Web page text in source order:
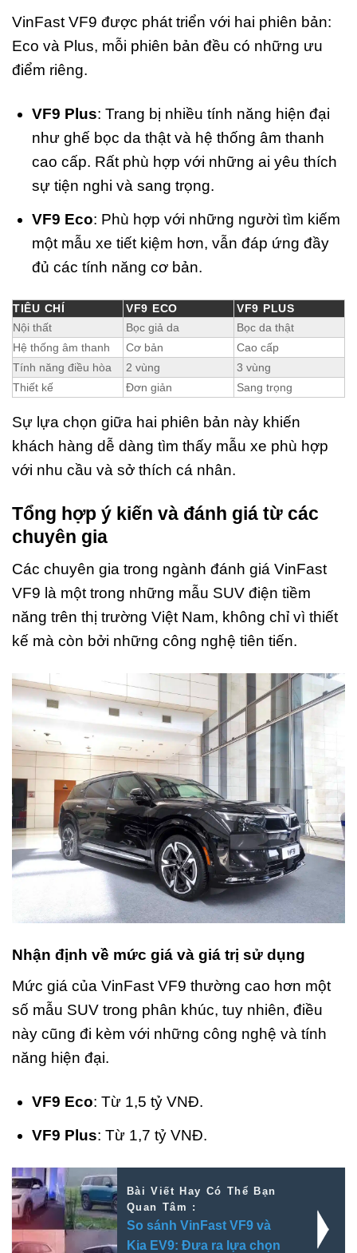
VinFast VF9 được phát triển với hai phiên bản:
Eco và Plus, mỗi phiên bản đều có những ưu
điểm riêng.
VF9 Plus: Trang bị nhiều tính năng hiện đại
như ghế bọc da thật và hệ thống âm thanh
cao cấp. Rất phù hợp với những ai yêu thích
sự tiện nghi và sang trọng.
VF9 Eco: Phù hợp với những người tìm kiếm
một mẫu xe tiết kiệm hơn, vẫn đáp ứng đầy
đủ các tính năng cơ bản.
TIÊU CHÍ VF9 ECO
VF9 PLUS
Nội thất
Bọc giả da
Bọc da thật
Hệ thống âm thanh
Cơ bản
Cao cấp
Tính năng điều hòa
2 vùng
3 vùng
Thiết kế
Đơn giản Sang trọng
Sự lựa chọn giữa hai phiên bản này khiến
khách hàng dễ dàng tìm thấy mẫu xe phù hợp
với nhu cầu và sở thích cá nhân.
Tổng hợp ý kiến và đánh giá từ các
chuyên gia
Các chuyên gia trong ngành đánh giá VinFast
VF9 là một trong những mẫu SUV điện tiềm
năng trên thị trường Việt Nam, không chỉ vì thiết
kế mà còn bởi những công nghệ tiên tiến.
Nhận định về mức giá và giá trị sử dụng
Mức giá của VinFast VF9 thường cao hơn một
số mẫu SUV trong phân khúc, tuy nhiên, điều
này cũng đi kèm với những công nghệ và tính
năng hiện đại.
VF9 Eco: Từ 1,5 tỷ VNĐ.
VF9 Plus: Từ 1,7 tỷ VNĐ.
Bài Viết Hay Có Thể Bạn
Quan Tâm :
So sánh VinFast VF9 và
Kia EV9: Đưa ra lựa chọn